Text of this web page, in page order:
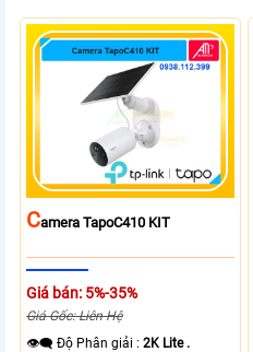
CAmera TapoC410 KIT
Giá bán: 5%-35%
Giá Gốc: Liên Hệ
👁️‍🗨 Độ Phân giải :2K Lite .